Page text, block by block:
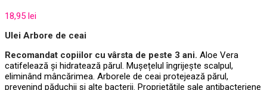
18,95 lei
Ulei Arbore de ceai
Recomandat copiilor cu vârsta de peste 3 ani. Aloe Vera
catifelează și hidratează părul. Mușețelul îngrijește scalpul,
eliminând mâncărimea. Arborele de ceai protejează părul,
prevenind păduchii și alte bacterii. Proprietățile sale antibacteriene